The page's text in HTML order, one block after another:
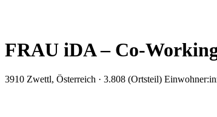
FRAU iDA – Co-
3910 Zwettl, Österreich · 3.808 (Ortsteil)